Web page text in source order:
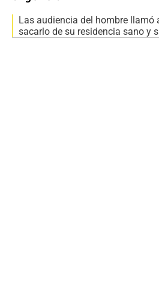
Las audiencia del hombre llamó
sacarlo de su residencia sano y